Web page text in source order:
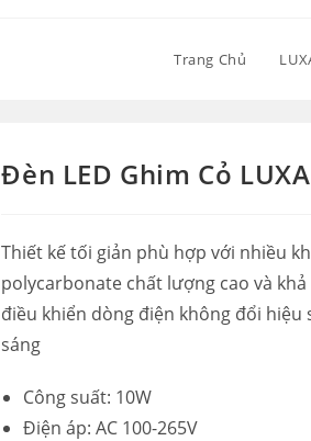
Trang Chủ
Đèn LED Ghim Cỏ
Thiết kế tối giản phù hợp với nhiều
polycarbonate chất lượng cao và
điều khiển dòng điện không đổi
sáng
Công suất: 10W
Điện áp: AC 100-265V